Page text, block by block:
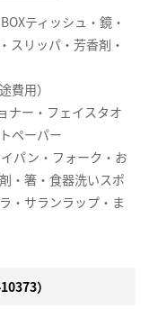
ティッシュ・鏡・
スリッパ・芳香剤・
費用）
ナー・フェイスタオ
ペーパー
パン・フォーク・お
・箸・食器洗いスポ
・サランラップ・ま
）